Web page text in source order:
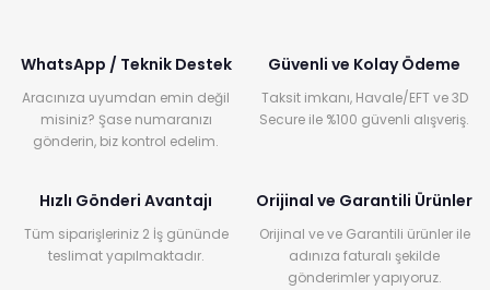
WhatsApp / Teknik Destek
Aracınıza uyumdan emin değil
misiniz? Şase numaranızı
gönderin, biz kontrol edelim.
Güvenli ve Kolay Ödeme
Taksit imkanı, Havale/EFT ve 3D
Secure ile %100 güvenli alışveriş.
Hızlı Gönderi Avantajı
Tüm siparişleriniz 2 İş gününde
teslimat yapılmaktadır.
Orijinal ve Garantili Ürünler
Orijinal ve ve Garantili ürünler ile
adınıza faturalı şekilde
gönderimler yapıyoruz.